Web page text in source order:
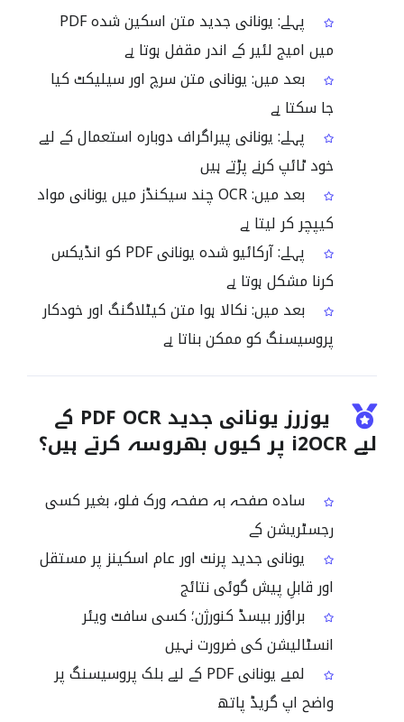
پہلے: یونانی جدید متن اسکین شدہ PDF
میں امیج لئیر کے اندر مقفل ہوتا ہے
بعد میں: یونانی متن سرچ اور سیلیکٹ کیا
جا سکتا ہے
پہلے: یونانی پیراگراف دوبارہ استعمال کے لیے
خود ٹائپ کرنے پڑتے ہیں
بعد میں: OCR چند سیکنڈز میں یونانی مواد
کیپچر کر لیتا ہے
پہلے: آرکائیو شدہ یونانی PDF کو انڈیکس
کرنا مشکل ہوتا ہے
بعد میں: نکالا ہوا متن کیٹلاگنگ اور خودکار
پروسیسنگ کو ممکن بناتا ہے
یوزرز یونانی جدید PDF OCR کے
لیے i2OCR پر کیوں بھروسہ کرتے ہیں؟
سادہ صفحہ بہ صفحہ ورک فلو، بغیر کسی
رجسٹریشن کے
یونانی جدید پرنٹ اور عام اسکینز پر مستقل
اور قابلِ پیش گوئی نتائج
براؤزر بیسڈ کنورژن؛ کسی سافٹ ویئر
انسٹالیشن کی ضرورت نہیں
لمبے یونانی PDF کے لیے بلک پروسیسنگ پر
واضح اپ گریڈ پاتھ